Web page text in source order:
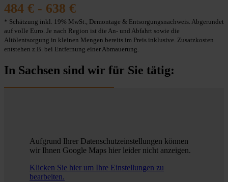
484 € - 638 €
* Schätzung inkl. 19% MwSt., Demontage & Entsorgungsnachweis. Abgerundet
auf volle Euro. Je nach Region ist die An- und Abfahrt sowie die
Altölentsorgung in kleinen Mengen bereits im Preis inklusive. Zusatzkosten
entstehen z.B. bei Entfernung einer Abmauerung.
In Sachsen sind wir für Sie tätig:
Aufgrund Ihrer Datenschutzeinstellungen können
wir Ihnen Google Maps hier leider nicht anzeigen.
Klicken Sie hier um Ihre Einstellungen zu
bearbeiten.